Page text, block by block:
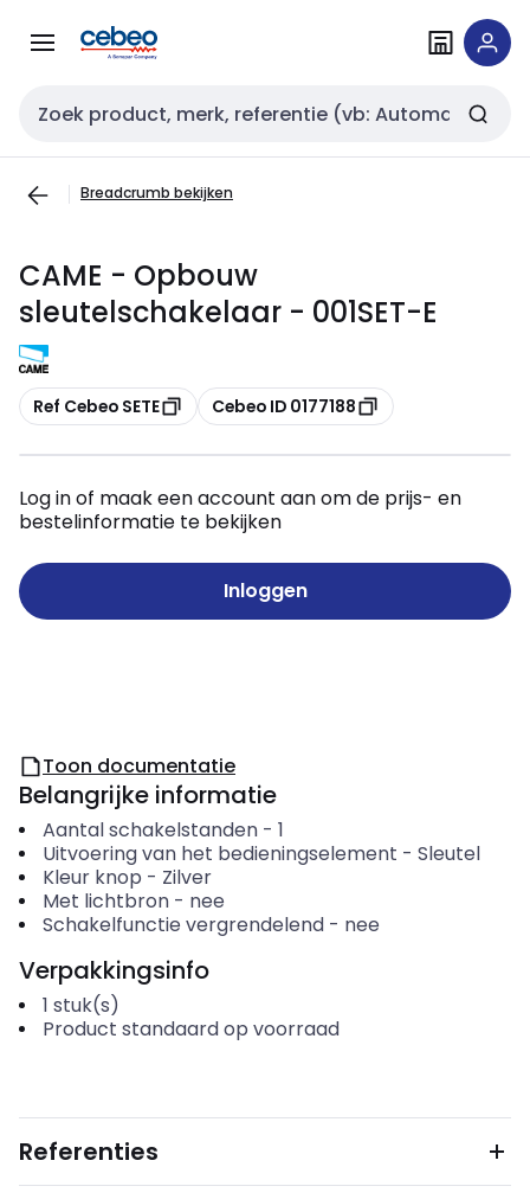
naar
naar
Zoekveld invoer
Breadcrumb bekijken
CAME - Opbouw
sleutelschakelaar - 001SET-E
Kopiëren
Ref Cebeo SETE Kopiëren
Cebeo ID 0177188
Log in of maak een account aan om de prijs- en
bestelinformatie te bekijken
Inloggen
Toon documentatie
Belangrijke informatie
Aantal schakelstanden- 1
Uitvoering van het bedieningselement - Sleutel
Kleur knop - Zilver
Met lichtbron- nee
Schakelfunctie vergrendelend- nee
Verpakkingsinfo
1 stuk(s)
Product standaard op voorraad
Referenties